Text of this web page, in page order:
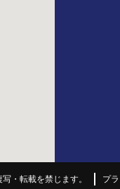
・転載を禁じます。 プ